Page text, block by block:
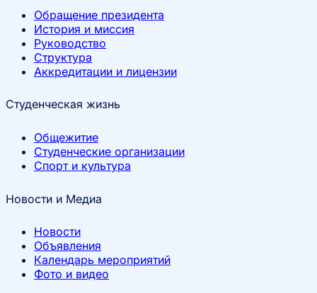
Обращение президента
История и миссия
Руководство
Структура
Аккредитации и лицензии
Студенческая жизнь
Общежитие
Студенческие организации
Спорт и культура
Новости и Медиа
Новости
Объявления
Календарь мероприятий
Фото и видео